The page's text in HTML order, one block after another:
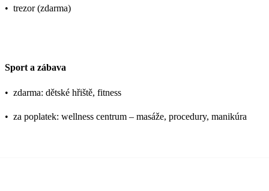
• trezor (zdarma)
Sport a zábava
• zdarma: dětské hřiště, fitness
• za poplatek: wellness centrum – masáže, procedury, manikúra